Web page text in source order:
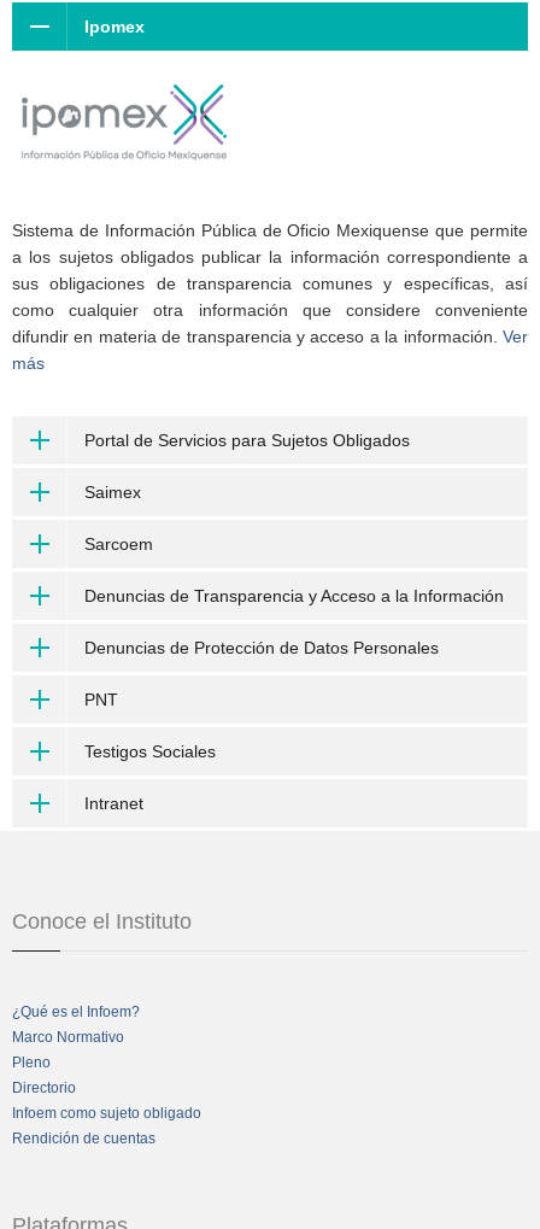
Ipomex
Sistema de Información Pública de Oficio Mexiquense que permite
a los sujetos obligados publicar la información correspondiente a
sus obligaciones de transparencia comunes y específicas, así
como cualquier otra información que considere conveniente
difundir en materia de transparencia y acceso a la información. Ver
más
Portal de Servicios para Sujetos Obligados
Saimex
Sarcoem
Denuncias de Transparencia y Acceso a la Información
Denuncias de Protección de Datos Personales
PNT
Testigos Sociales
Intranet
Conoce el Instituto
¿Qué es el Infoem?
Marco Normativo
Pleno
Directorio
Infoem como sujeto obligado
Rendición de cuentas